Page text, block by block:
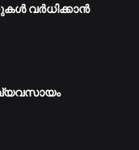
വർധിക്കാൻ